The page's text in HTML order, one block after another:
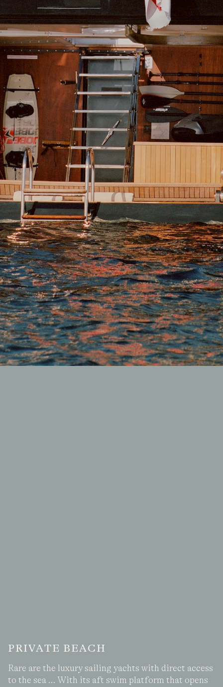
PRIVATE BEACH
Rare are the luxury sailing yachts with direct access
to the sea … With its aft swim platform that opens